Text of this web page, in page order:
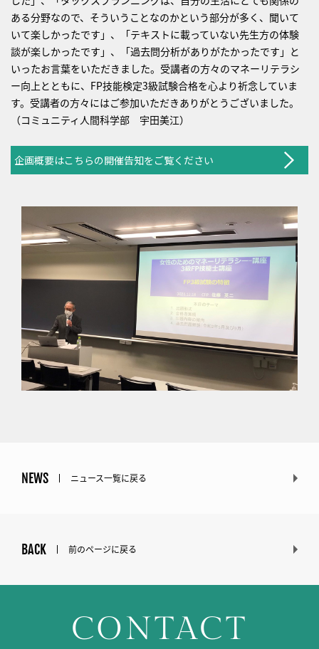
ある分野なので、そういうことなのかという部分が多く、聞いて
いて楽しかったです」、「テキストに載っていない先生方の体験
談が楽しかったです」、「過去問分析がありがたかったです」と
いったお言葉をいただきました。受講者の方々のマネーリテラシ
ー向上とともに、FP技能検定3級試験合格を心より祈念していま
す。受講者の方々にはご参加いただきありがとうございました。
（コミュニティ人間科学部 宇田美江）
企画概要はこちらの開催告知をご覧ください
NEWS ニュース一覧に戻る
BACK 前のページに戻る
CONTACT